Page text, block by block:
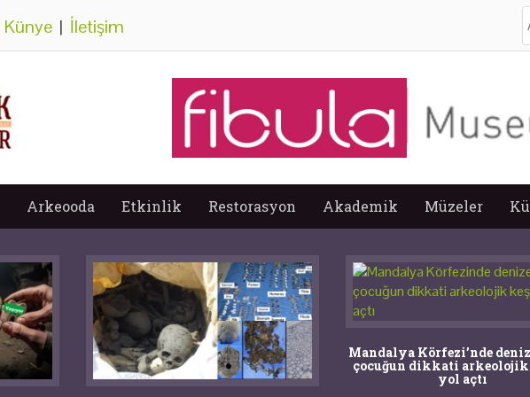
Künye | İletişim
Arkeooda Etkinlik Restorasyon Akademik Müzeler
Mandalya Körfezi’nde denize dalan
çocuğun dikkati arkeolojik keşife
yol açtı